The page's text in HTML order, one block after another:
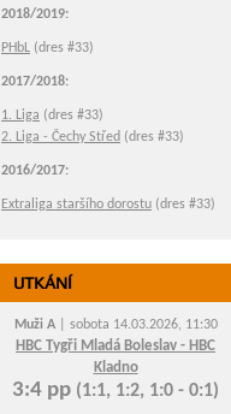
2018/2019:
PHbL (dres #33)
2017/2018:
1. Liga (dres #33)
2. Liga - Čechy Střed (dres #33)
2016/2017:
Extraliga staršího dorostu (dres #33)
UTKÁNÍ
Muži A| sobota 14.03.2026, 11:30
HBC Tygři Mladá Boleslav - HBC
Kladno
3:4 pp (1:1, 1:2, 1:0 - 0:1)